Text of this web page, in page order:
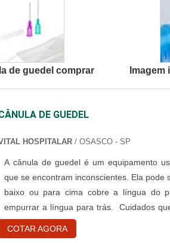
de guedel comprar
DE GUEDEL
HOSPITALAR/ OSASCO - SP
A cânula de guedel é um equipamento
que se encontram inconscientes. Ela
baixo ou para cima cobre a língua do
empurrar a língua para trás. Cuidados
cânula deve-se tomar cuidado de não
pois isso pode bloquear as vias
COTAR AGORA